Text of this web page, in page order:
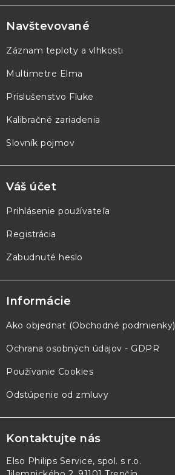
á
p
ä
e
Navštevované
Záznam teploty a vlhkosti
Multimetre Elma
Príslušenstvo Fluke
Kalibračné zariadenia
Slovník pojmov
Váš účet
Prihlásenie používateľa
Registrácia
Zabudnuté heslo
Informácie
Ako objednať (Obchodné podmienky)
Ochrana osobných údajov - GDPR
Používanie Cookies
Odstúpenie od zmluvy
Kontaktujte nás
Elso Philips Service, spol. s r.o.